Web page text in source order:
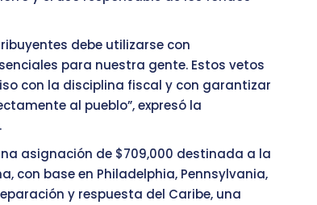
debe utilizarse con
para nuestra gente. Estos vetos
con la disciplina fiscal y con garantizar
al pueblo”, expresó la
asignación de $709,000 destinada a la
con base en Philadelphia, Pennsylvania,
y respuesta del Caribe, una